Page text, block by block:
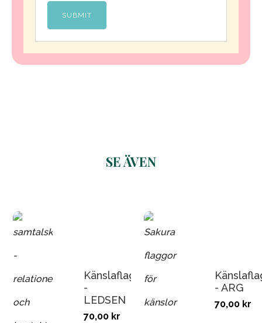
SE ÄVEN
Känslaflagga
-
LEDSEN
70,00 kr
- ARG
70,00 kr